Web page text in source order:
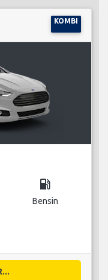
KOMBI
local_gas_station
Bensin